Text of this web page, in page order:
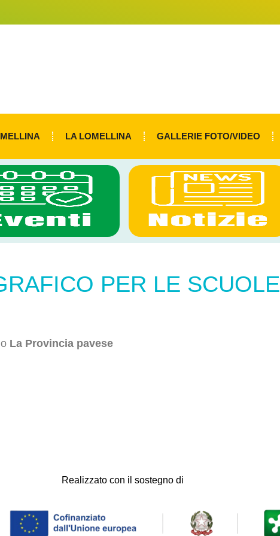
LA LOMELLINA GALLERIE FOTO/VIDEO
PER LE SCUOLE
La Provincia pavese
Realizzato con il sostegno di